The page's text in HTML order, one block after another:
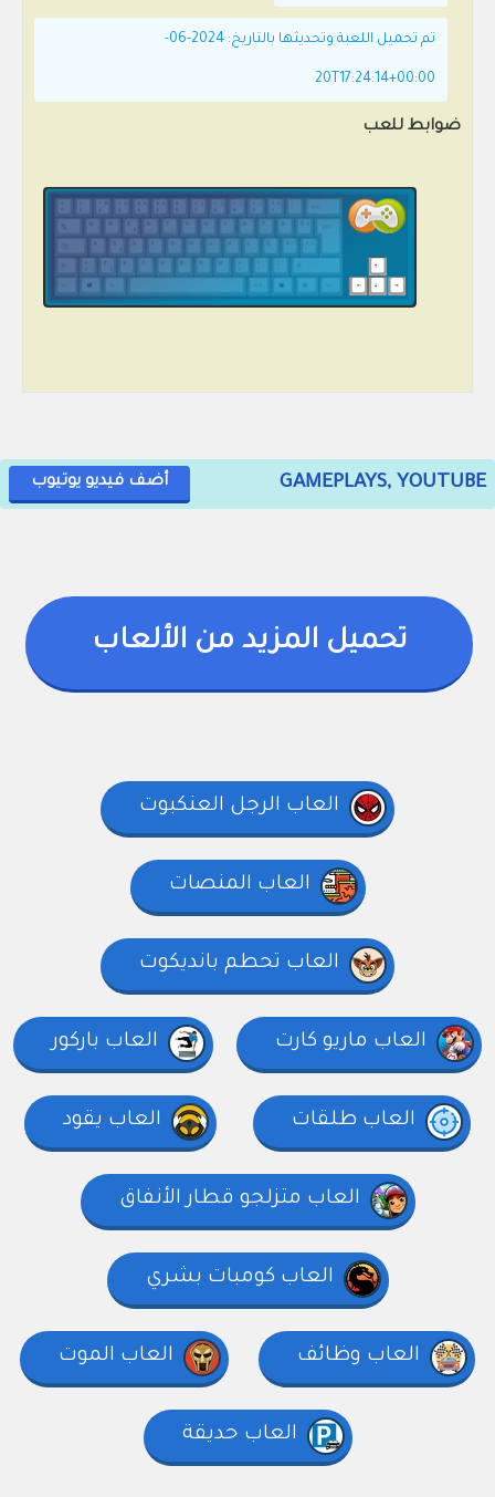
تم تحميل اللعبة وتحديثها بالتاريخ: 2024-06-
20T17:24:14+00:00
ضوابط للعب
GAMEPLAYS, YOUTUBE أضف فيديو يوتيوب
تحميل المزيد من الألعاب
العاب الرجل العنكبوت
العاب المنصات
العاب تحطم بانديكوت
العاب ماريو كارت العاب باركور
العاب طلقات العاب يقود
العاب متزلجو قطار الأنفاق
العاب كومبات بشري
العاب وظائف العاب الموت
العاب حديقة